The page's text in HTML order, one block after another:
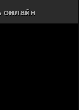
онлайн